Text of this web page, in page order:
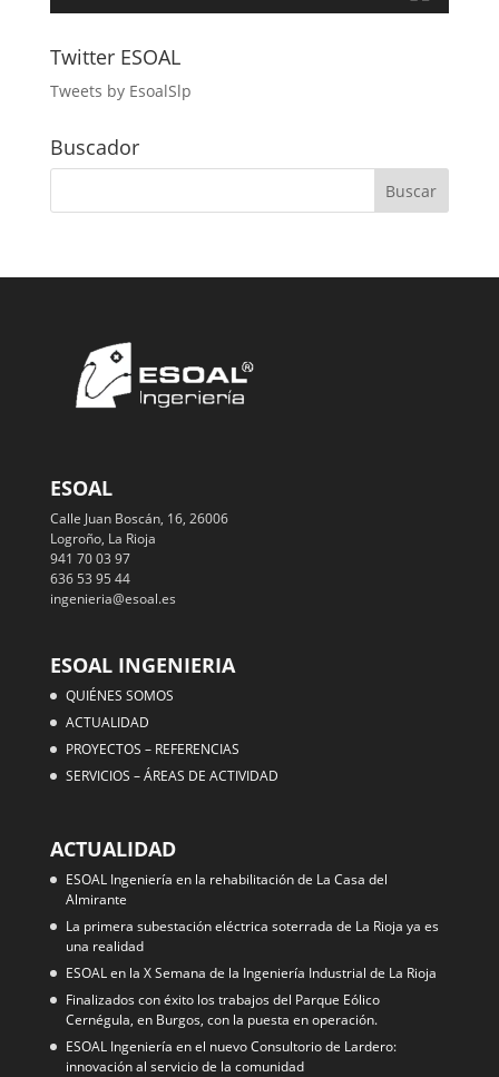
Twitter ESOAL
Tweets by EsoalSlp
Buscador
ESOAL
Calle Juan Boscán, 16, 26006
Logroño, La Rioja
941 70 03 97
636 53 95 44
ingenieria@esoal.es
ESOAL INGENIERIA
QUIÉNES SOMOS
ACTUALIDAD
PROYECTOS – REFERENCIAS
SERVICIOS – ÁREAS DE ACTIVIDAD
ACTUALIDAD
ESOAL Ingeniería en la rehabilitación de La Casa del
Almirante
La primera subestación eléctrica soterrada de La Rioja ya es
una realidad
ESOAL en la X Semana de la Ingeniería Industrial de La Rioja
Finalizados con éxito los trabajos del Parque Eólico
Cernégula, en Burgos, con la puesta en operación.
ESOAL Ingeniería en el nuevo Consultorio de Lardero:
innovación al servicio de la comunidad